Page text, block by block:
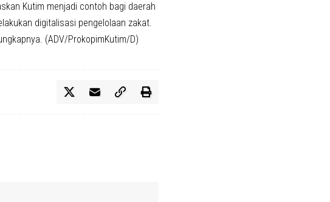
Kutim menjadi contoh bagi daerah
digitalisasi pengelolaan zakat.
(ADV/ProkopimKutim/D)